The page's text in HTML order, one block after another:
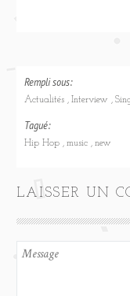
Rempli sous:
Actualités Interview
Tagué:
Hip Hop music new
LAISSER UN